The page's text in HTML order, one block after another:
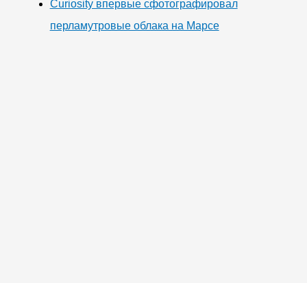
Curiosity впервые сфотографировал
перламутровые облака на Марсе